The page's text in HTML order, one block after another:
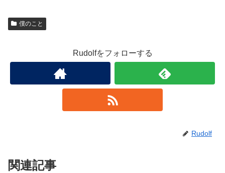
僕のこと
Rudolfをフォローする
Rudolf
関連記事